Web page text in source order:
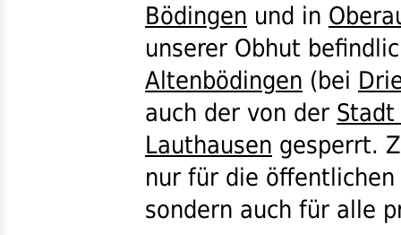
Bödingen und in
unserer Obhut
Altenbödingen (bei
auch der von der Stadt
Lauthausen gesperrt.
nur für die öffentlichen
sondern auch für alle